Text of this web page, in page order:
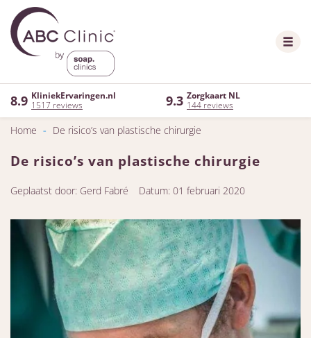
8.9 KliniekErvaringen.nl
1517 reviews
9.3 Zorgkaart NL
144 reviews
Home - De risico’s van plastische chirurgie
De risico’s van plastische chirurgie
Geplaatst door: Gerd Fabré Datum: 01 februari 2020